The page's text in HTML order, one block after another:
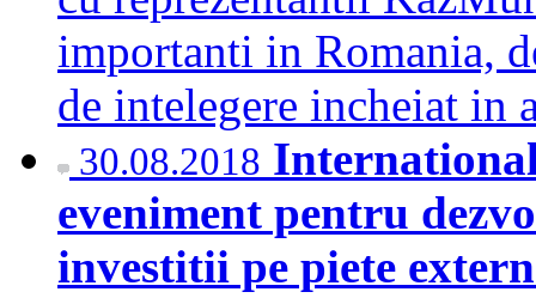
importanti in Romania,
de intelegere incheiat
30.08.2018
eveniment pentru
investitii pe piete